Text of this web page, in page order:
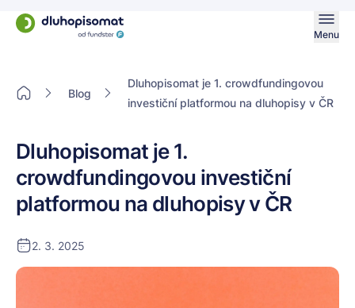
Menu
Blog
Dluhopisomat je 1. crowdfundingovou
investiční platformou na dluhopisy v ČR
2. 3. 2025
Dluhopisomat je 1.
crowdfundingovou investiční
platformou na dluhopisy v ČR